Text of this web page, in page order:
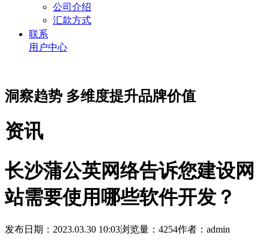
公司介绍
汇款方式
联系
用户中心
洞察趋势 多维度提升品牌价值
资讯
长沙蒲公英网络告诉您建设网
站需要使用哪些软件开发？
发布日期：2023.03.30 10:03浏览量：4254作者：admin